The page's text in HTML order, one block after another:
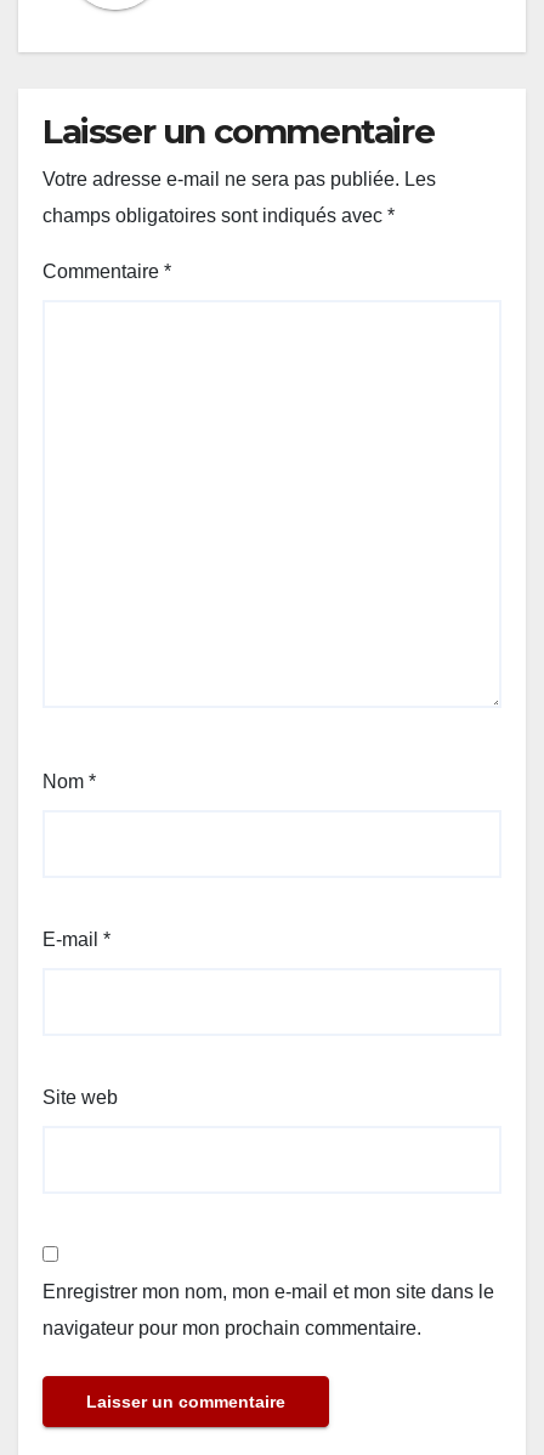
Laisser un commentaire
Votre adresse e-mail ne sera pas publiée. Les
champs obligatoires sont indiqués avec *
Commentaire *
Nom *
E-mail *
Site web
Enregistrer mon nom, mon e-mail et mon site dans le
navigateur pour mon prochain commentaire.